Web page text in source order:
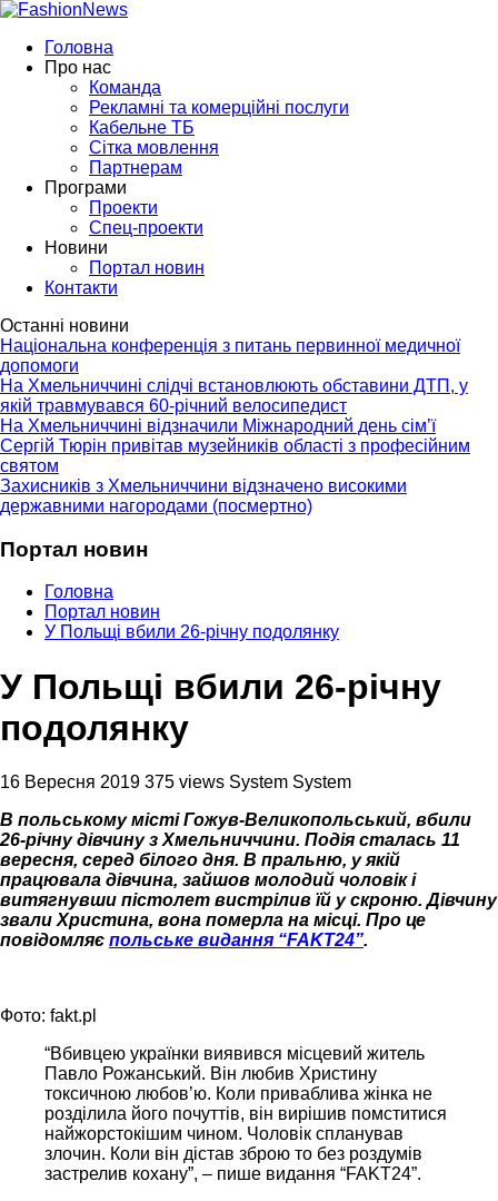
Головна
Про нас
Команда
Рекламні та комерційні послуги
Кабельне ТБ
Сітка мовлення
Партнерам
Програми
Проекти
Спец-проекти
Новини
Портал новин
Контакти
Останні новини
Національна конференція з питань первинної медичної
допомоги
На Хмельниччині слідчі встановлюють обставини ДТП, у
якій травмувався 60-річний велосипедист
На Хмельниччині відзначили Міжнародний день сім’ї
Сергій Тюрін привітав музейників області з професійним
святом
Захисників з Хмельниччини відзначено високими
державними нагородами (посмертно)
Портал новин
Головна
Портал новин
У Польщі вбили 26-річну подолянку
У Польщі вбили 26-річну
подолянку
16 Вересня 2019 375 views System System
В польському місті Гожув-Великопольський, вбили
26-річну дівчину з Хмельниччини. Подія сталась 11
вересня, серед білого дня. В пральню, у якій
працювала дівчина, зайшов молодий чоловік і
витягнувши пістолет вистрілив їй у скроню. Дівчину
звали Христина, вона померла на місці. Про це
повідомляє польське видання “FAKT24”.
Фото: fakt.pl
“Вбивцею українки виявився місцевий житель
Павло Рожанський. Він любив Христину
токсичною любов’ю. Коли приваблива жінка не
розділила його почуттів, він вирішив помститися
найжорстокішим чином. Чоловік спланував
злочин. Коли він дістав зброю то без роздумів
застрелив кохану”, – пише видання “FAKT24”.